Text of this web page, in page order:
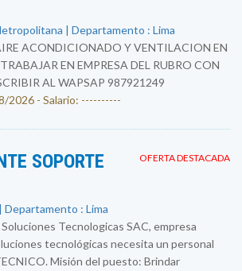
| Departamento : Lima
ACONDICIONADO Y VENTILACION EN
EN EMPRESA DEL RUBRO CON
AL WAPSAP 987921249
2026 - Salario: ----------
OFERTA DESTACADA
SOPORTE
Departamento : Lima
Tecnologicas SAC, empresa
tecnológicas necesita un personal
Misión del puesto: Brindar